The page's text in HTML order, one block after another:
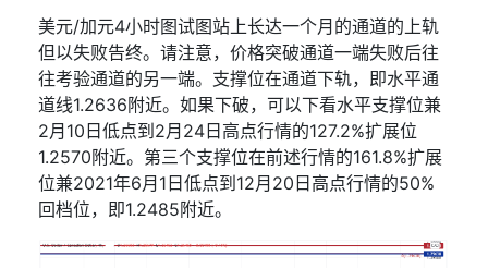
美元/加元4小时图试图站上长达一个月的通道的上轨
但以失败告终。请注意，价格突破通道一端失败后往
往考验通道的另一端。支撑位在通道下轨，即水平通
道线1.2636附近。如果下破，可以下看水平支撑位兼
2月 10 日低点到 2月 24 日高点行情的127.2%扩展位
1.2570附近。第三个支撑位在前述行情的161.8%扩展
位兼2021年6月 1 日低点到 12月 20 日高点行情的50%
回档位，即1.2485附近。